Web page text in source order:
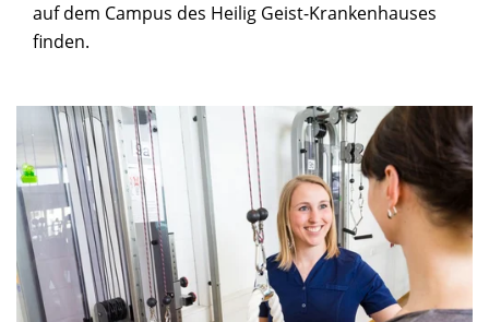
auf dem Campus des Heilig Geist-Krankenhauses
finden.